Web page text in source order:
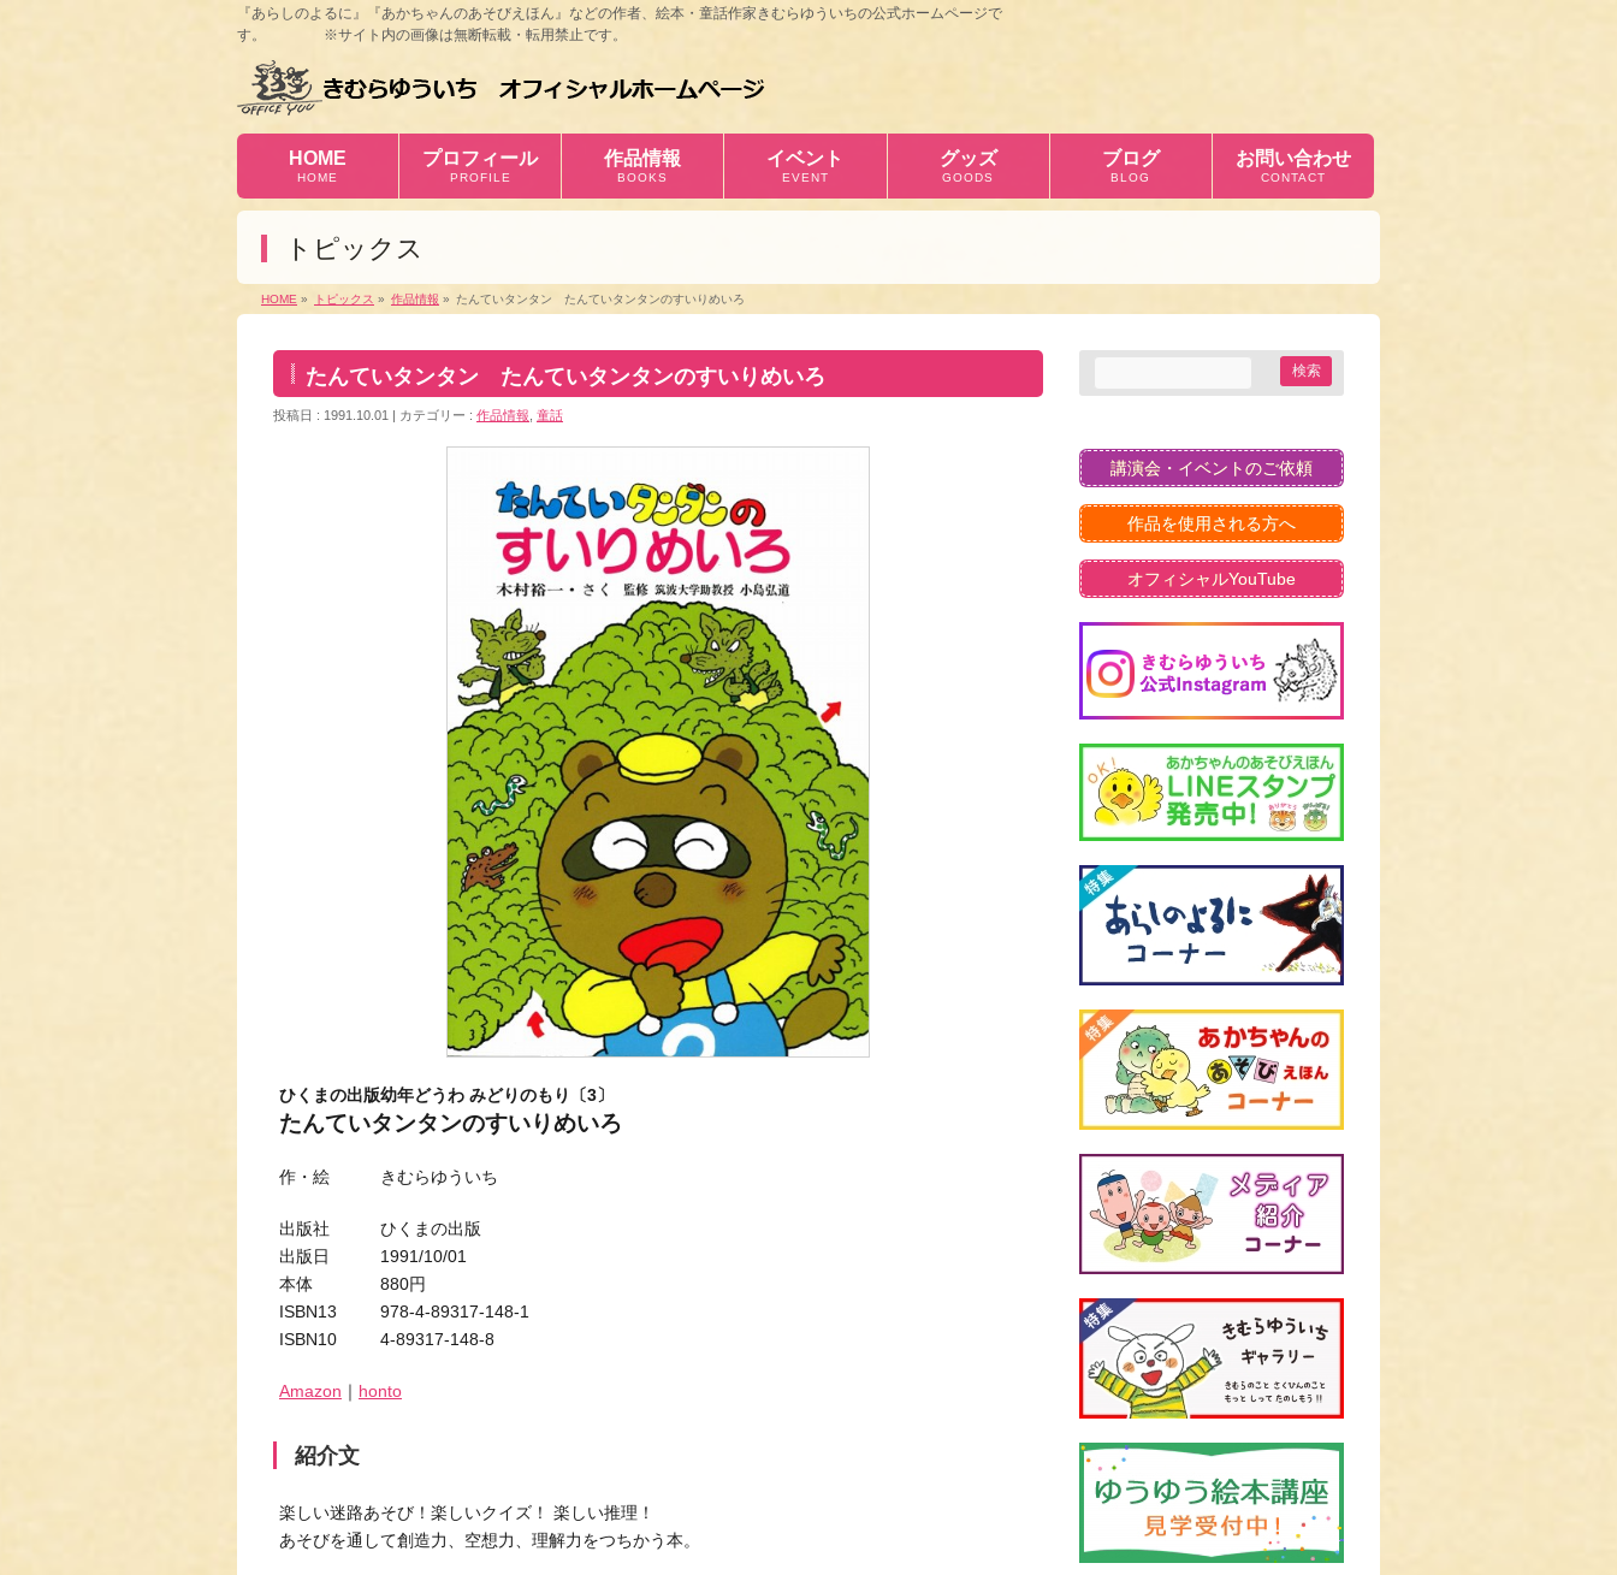
『あらしのよるに』『あかちゃんのあそびえほん』などの作者、絵本・童話作家きむらゆういちの公式ホームページで
す。 ※サイト内の画像は無断転載・転用禁止です。
HOME
HOME
プロフィール
PROFILE
作品情報
BOOKS
イベント
EVENT
グッズ
GOODS
ブログ
BLOG
お問い合わせ
CONTACT
トピックス
HOME » トピックス » 作品情報 » たんていタンタン たんていタンタンのすいりめいろ
たんていタンタン たんていタンタンのすいりめいろ
投稿日 : 1991.10.01 カテゴリー : 作品情報 童話
ひくまの出版幼年どうわ みどりのもり〔3〕
たんていタンタンのすいりめいろ
作・絵 きむらゆういち
出版社 ひくまの出版
出版日 1991/10/01
本体 880円
ISBN13 978-4-89317-148-1
ISBN10 4-89317-148-8
Amazon ｜ honto
紹介文
楽しい迷路あそび！楽しいクイズ！ 楽しい推理！
あそびを通して創造力、空想力、理解力をつちかう本。
講演会・イベントのご依頼
作品を使用される方へ
オフィシャルYouTube